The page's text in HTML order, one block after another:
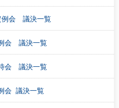
例会 議決一覧
会 議決一覧
会 議決一覧
会 議決一覧